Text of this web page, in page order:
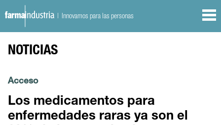
| Innovamos para las personas
NOTICIAS
Acceso
Los medicamentos para
enfermedades raras ya son el